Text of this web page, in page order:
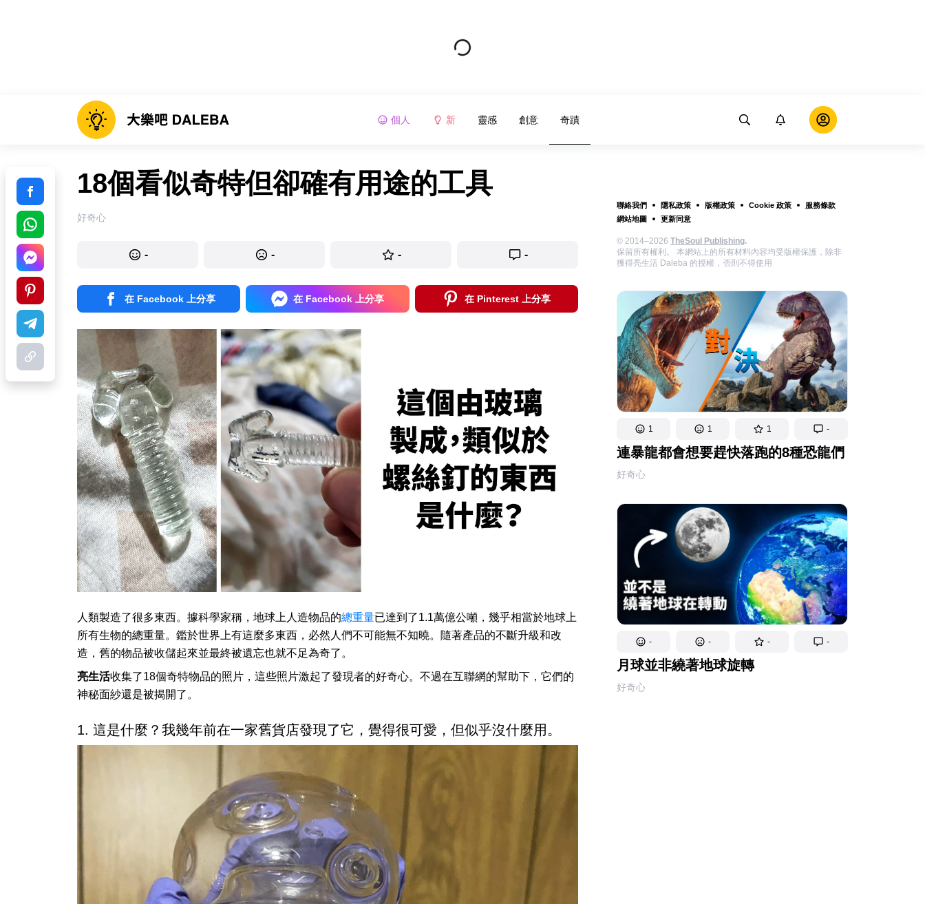
個人 新 靈感 創意 奇蹟
聯絡我們 隱私政策 版權政策 Cookie 政策
服務條款
網站地圖
更新同意
© 2014–2026 TheSoul Publishing.
保留所有權利。 本網站上的所有材料內容均受版權保護，除非
獲得亮生活 Daleba 的授權，否則不得使用
1 1 1 -
連暴龍都會想要趕快落跑的8種恐龍們
好奇心
- - - -
月球並非繞著地球旋轉
好奇心
18個看似奇特但卻確有用途的工具
好奇心
- - - -
在 Facebook 上分享 在 Facebook 上分享 在 Pinterest 上分享
人類製造了很多東西。據科學家稱，地球上人造物品的總重量已達到了1.1萬億公噸，幾乎相當於地球上
所有生物的總重量。鑑於世界上有這麼多東西，必然人們不可能無不知曉。隨著產品的不斷升級和改
造，舊的物品被收儲起來並最終被遺忘也就不足為奇了。
亮生活收集了18個奇特物品的照片，這些照片激起了發現者的好奇心。不過在互聯網的幫助下，它們的
神秘面紗還是被揭開了。
1. 這是什麼？我幾年前在一家舊貨店發現了它，覺得很可愛，但似乎沒什麼用。